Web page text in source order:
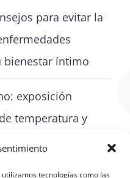
tecnologías como las
para evitar la
bienestar íntimo
exposición
temperatura y